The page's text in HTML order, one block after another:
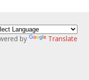
by Translate